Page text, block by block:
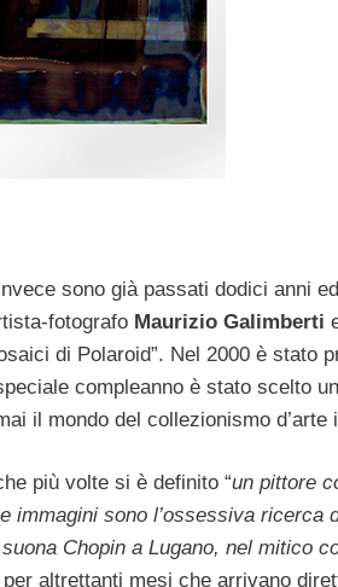
sono già passati dodici anni
fotografo Maurizio Galimberti
di Polaroid”. Nel 2000 è stato
compleanno è stato scelto
il mondo del collezionismo d’arte
più volte si è definito “un pittore
immagini sono l’ossessiva ricerca
Chopin a Lugano, nel mitico
altrettanti mesi che arrivano